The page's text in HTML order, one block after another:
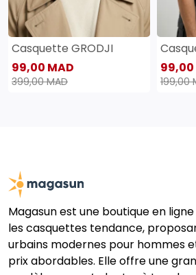
Casquette GRODJI
99,00 MAD
399,00 MAD
99,00
199,00
Magasun est une boutique en
les casquettes tendance,
urbains modernes pour hommes
prix abordables. Elle offre une